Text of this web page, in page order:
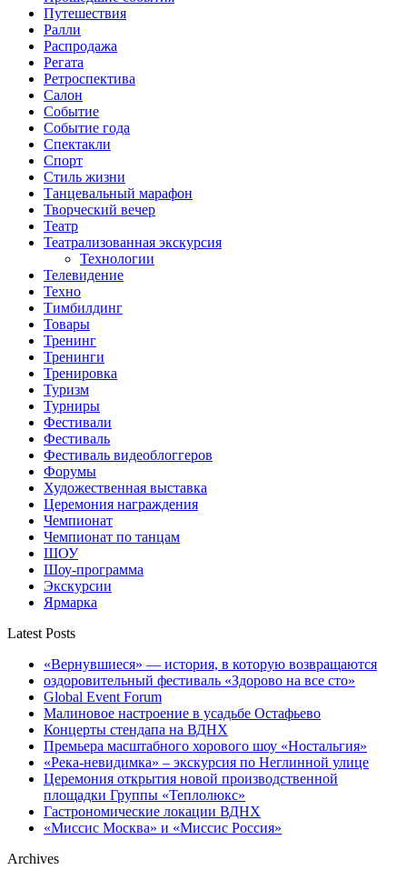
Путешествия
Ралли
Распродажа
Регата
Ретроспектива
Салон
Событие
Событие года
Спектакли
Спорт
Стиль жизни
Танцевальный марафон
Творческий вечер
Театр
Театрализованная экскурсия
Технологии
Телевидение
Техно
Тимбилдинг
Товары
Тренинг
Тренинги
Тренировка
Туризм
Турниры
Фестивали
Фестиваль
Фестиваль видеоблоггеров
Форумы
Художественная выставка
Церемония награждения
Чемпионат
Чемпионат по танцам
ШОУ
Шоу-программа
Экскурсии
Ярмарка
Latest Posts
«Вернувшиеся» — история, в которую возвращаются
оздоровительный фестиваль «Здорово на все сто»
Global Event Forum
Малиновое настроение в усадьбе Остафьево
Концерты стендапа на ВДНХ
Премьера масштабного хорового шоу «Ностальгия»
«Река-невидимка» – экскурсия по Неглинной улице
Церемония открытия новой производственной
площадки Группы «Теплолюкс»
Гастрономические локации ВДНХ
«Миссис Москва» и «Миссис Россия»
Archives